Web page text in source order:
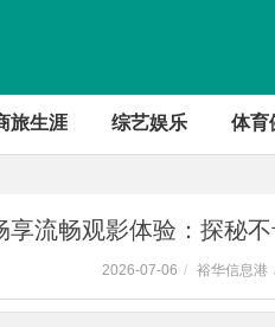
旅生涯 综艺娱乐 体育
享流畅观影体验：探秘
2026-07-06 / 裕华信息港